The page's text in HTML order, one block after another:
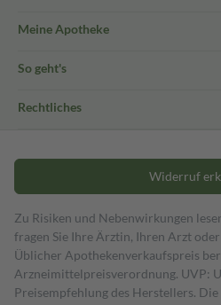
Meine Apotheke
So geht's
Rechtliches
Widerruf
Zu Risiken und Nebenwirkungen
fragen Sie Ihre Ärztin, Ihren Arzt
Üblicher Apothekenverkaufspreis
Arzneimittelpreisverordnung. UVP:
Preisempfehlung des Herstellers. Die